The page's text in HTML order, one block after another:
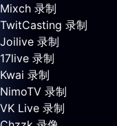
Mixch 录制
TwitCasting 录制
Joilive 录制
17live 录制
Kwai 录制
NimoTV 录制
VK Live 录制